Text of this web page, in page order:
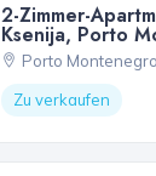
2-Zimmer-
Ksenija, Porto
Porto Montenegro
Zu verkaufen